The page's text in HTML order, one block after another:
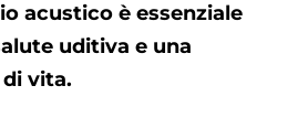
acustico è essenziale
uditiva e una
vita.